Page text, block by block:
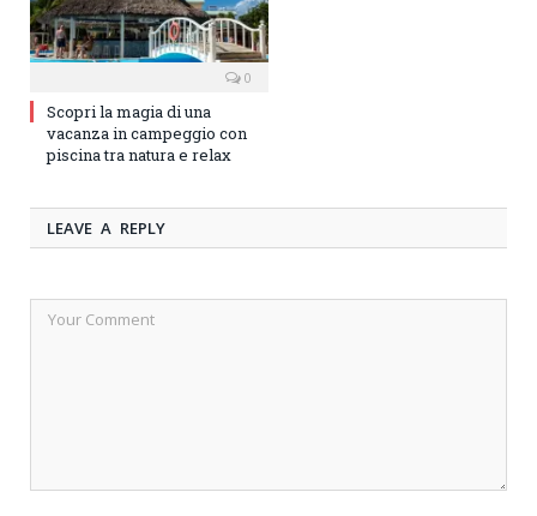
0
Scopri la magia di una
vacanza in campeggio con
piscina tra natura e relax
LEAVE A REPLY